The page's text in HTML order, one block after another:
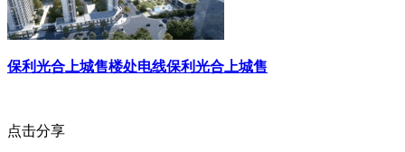
保利光合上城售楼处电线保利光合上城售
点击分享